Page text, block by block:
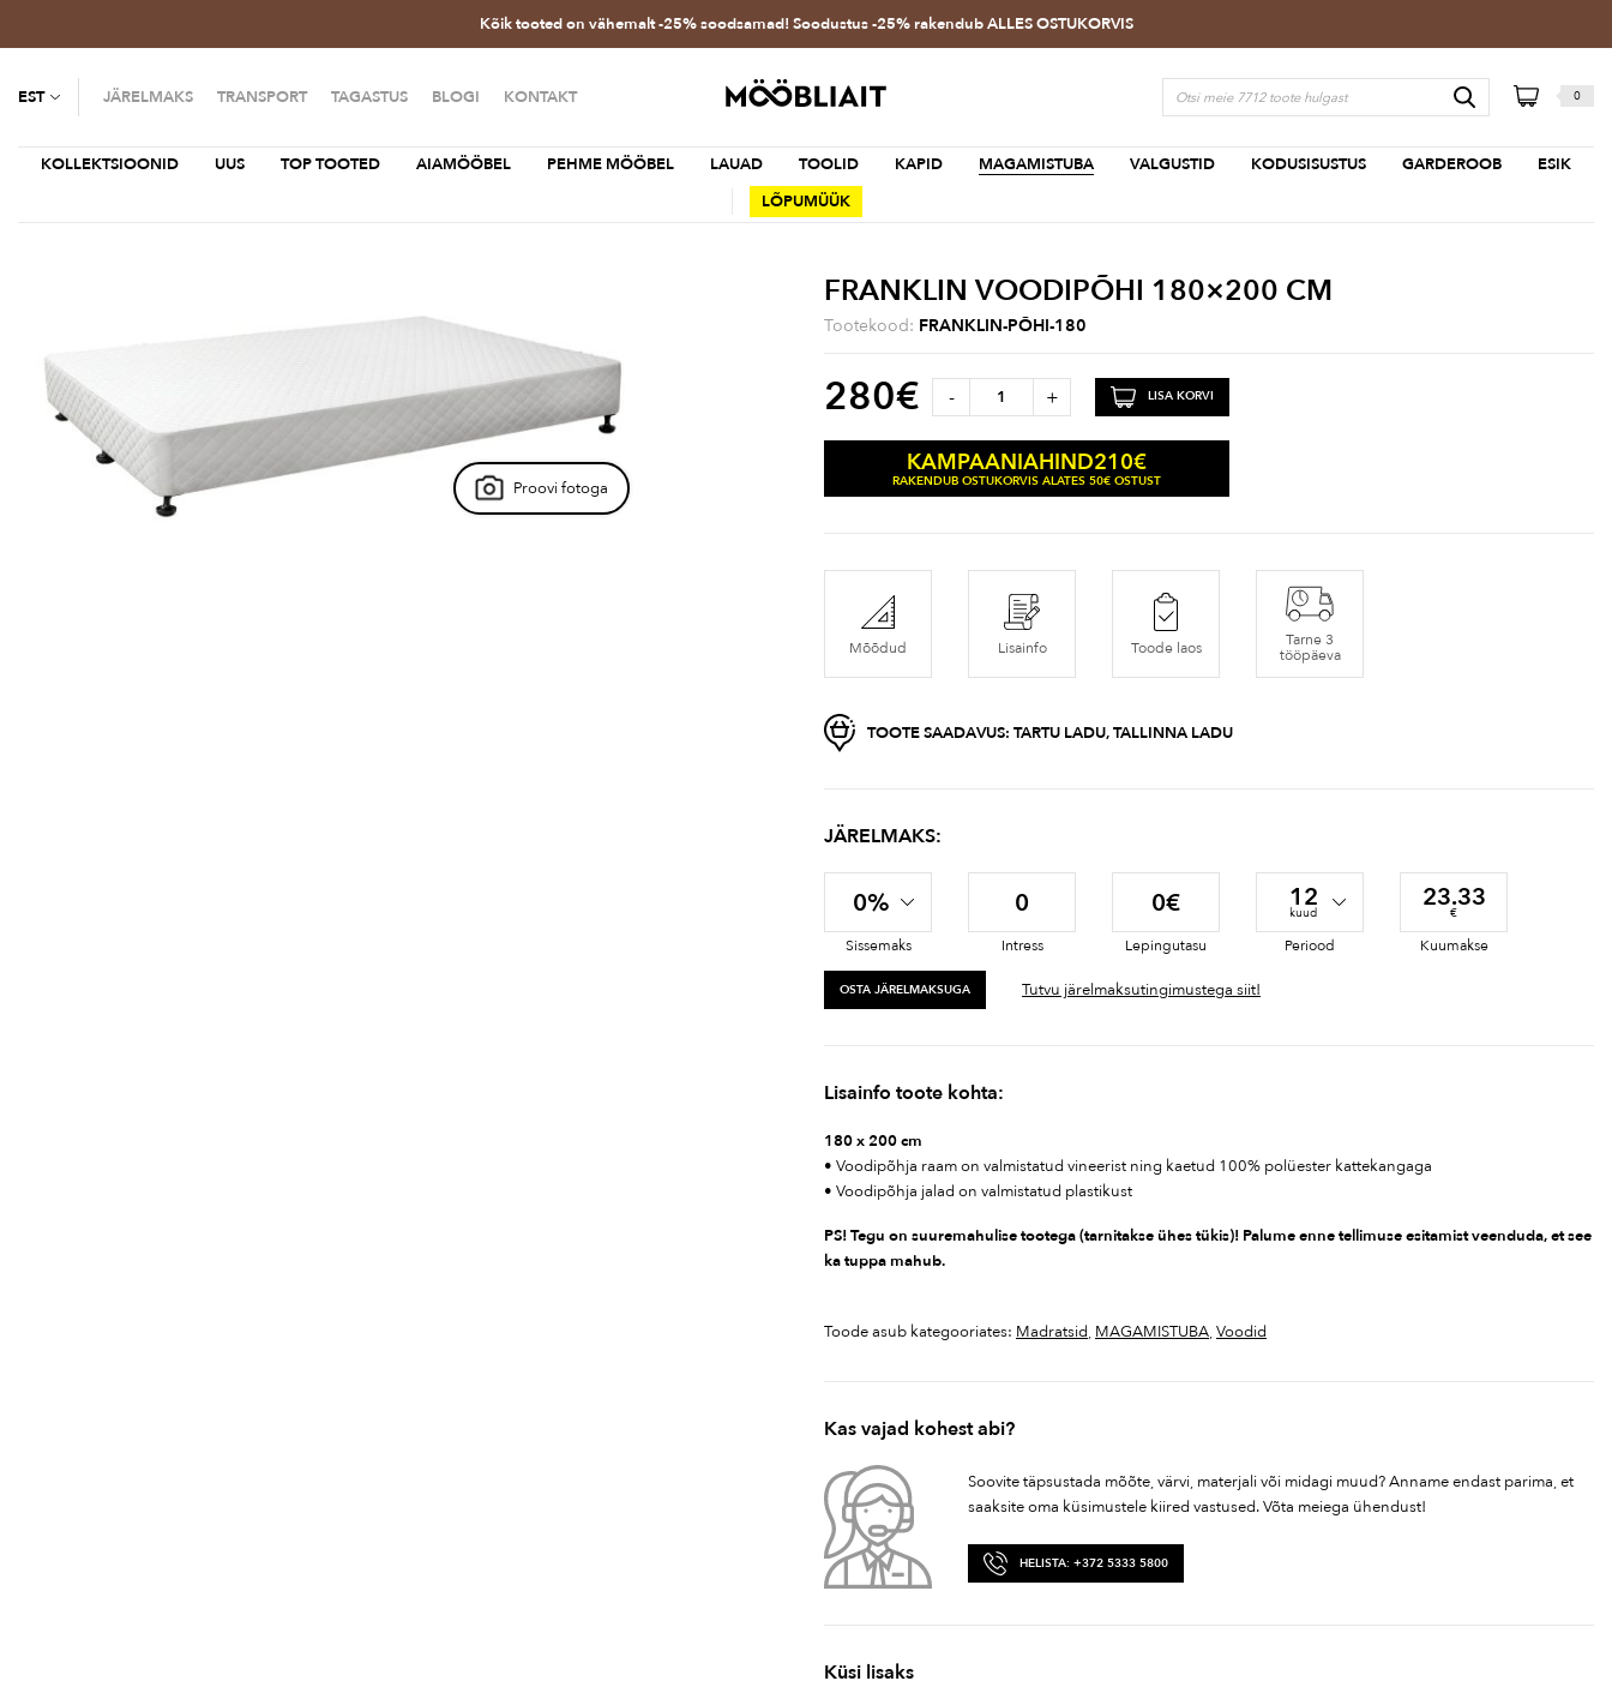
Kõik tooted on vähemalt -25% soodsamad! Soodustus -25% rakendub ALLES OSTUKORVIS
EST JÄRELMAKS TRANSPORT TAGASTUS BLOGI KONTAKT 0
KOLLEKTSIOONID UUS TOP TOOTED AIAMÖÖBEL PEHME MÖÖBEL LAUAD TOOLID KAPID MAGAMISTUBA VALGUSTID KODUSISUSTUS GARDEROOB
ESIK
LÕPUMÜÜK
Proovi fotoga
FRANKLIN VOODIPÕHI 180×200 CM
Tootekood: FRANKLIN-PÕHI-180
280€ - + LISA KORVI
KAMPAANIAHIND210€
RAKENDUB OSTUKORVIS ALATES 50€ OSTUST
Mõõdud Lisainfo Toode laos
Tarne 3
tööpäeva
TOOTE SAADAVUS:TARTU LADU, TALLINNA LADU
JÄRELMAKS:
0%
Sissemaks
0
Intress
0€
Lepingutasu
12
kuud
Periood
23.33
€
Kuumakse
OSTA JÄRELMAKSUGA Tutvu järelmaksutingimustega siit!
Lisainfo toote kohta:
180 x 200 cm
• Voodipõhja raam on valmistatud vineerist ning kaetud 100% polüester kattekangaga
• Voodipõhja jalad on valmistatud plastikust
PS! Tegu on suuremahulise tootega (tarnitakse ühes tükis)! Palume enne tellimuse esitamist veenduda, et see
ka tuppa mahub.
Toode asub kategooriates: Madratsid MAGAMISTUBA Voodid
Kas vajad kohest abi?
Soovite täpsustada mõõte, värvi, materjali või midagi muud? Anname endast parima, et
saaksite oma küsimustele kiired vastused. Võta meiega ühendust!
HELISTA: +372 5333 5800
Küsi lisaks